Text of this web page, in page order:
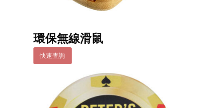
環保無線滑鼠
快速查詢